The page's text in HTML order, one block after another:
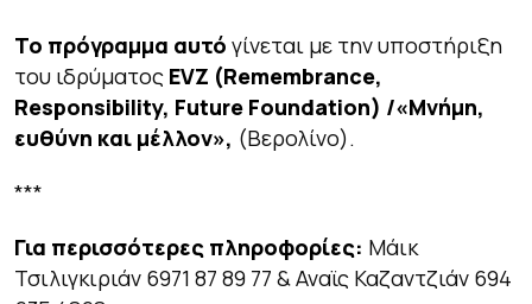
Το πρόγραμμα αυτό γίνεται με την υποστήριξη
του ιδρύματος EVZ (Remembrance,
Responsibility, Future Foundation) /«Μνήμη,
ευθύνη και μέλλον», (Βερολίνο).
***
Για περισσότερες πληροφορίες: Μάικ
Τσιλιγκιριάν 6971 87 89 77 & Αναϊς Καζαντζιάν 694